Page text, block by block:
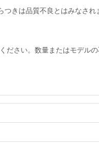
きは品質不良とはみなされ
さい。数量またはモデル